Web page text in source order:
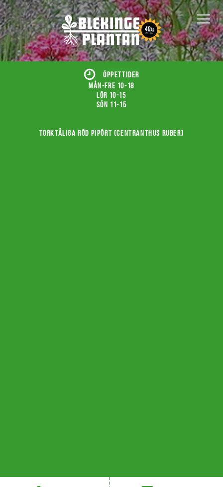
ÖPPETTIDER
Mån-fre 10-18
Lör 10-15
Sön 11-15
Torktåliga röd pipört (Centranthus ruber)